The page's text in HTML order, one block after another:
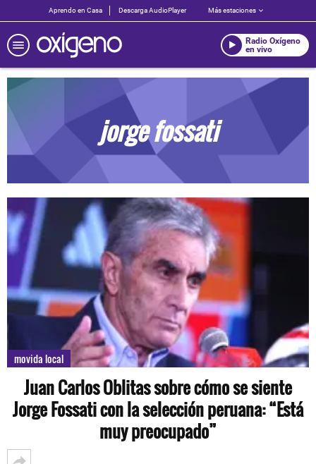
Aprendo en Casa Descarga AudioPlayer Más estaciones
Radio Oxígeno
en vivo
jorge fossati
movida local
Juan Carlos Oblitas sobre cómo se siente
Jorge Fossati con la selección peruana: “Está
muy preocupado”